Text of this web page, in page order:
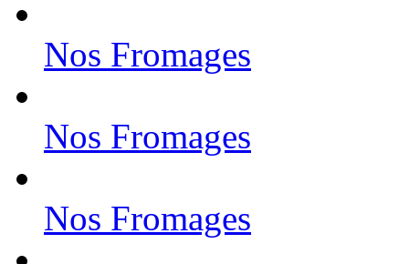
Nos Fromages
Nos Fromages
Nos Fromages